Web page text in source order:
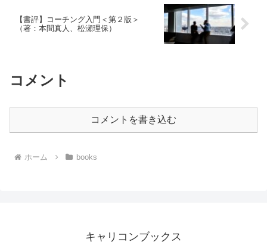
【書評】コーチング入門＜第２版＞
（著：本間真人、松瀬理保）
コメント
コメントを書き込む
ホーム books
キャリコンブックス